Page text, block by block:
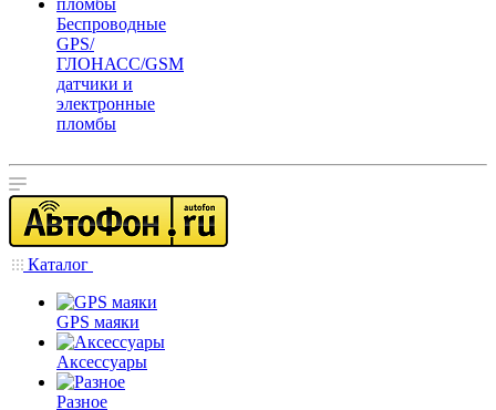
Беспроводные
GPS/
ГЛОНАСС/GSM
датчики и
электронные
пломбы
Каталог
GPS маяки
Аксессуары
Разное